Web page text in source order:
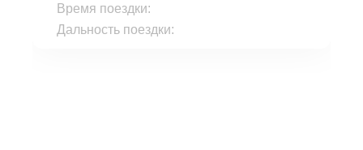
Время поездки:
Дальность поездки: